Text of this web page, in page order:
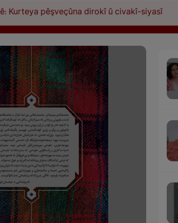
pêşveçûna dirokî û civakî-siyasî